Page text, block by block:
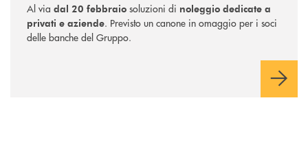
Al via dal 20 febbraio soluzioni di noleggio dedicate a
privati e aziende. Previsto un canone in omaggio per i soci
delle banche del Gruppo.